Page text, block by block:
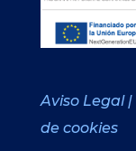
Aviso Legal |
de cookies